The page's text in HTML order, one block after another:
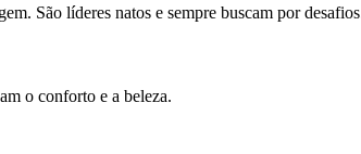
São líderes natos e sempre buscam por
o conforto e a beleza.